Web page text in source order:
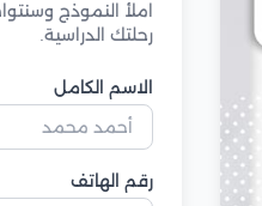
املأ النموذج
رحلتك الدراسية.
الاسم الكامل
رقم الهاتف